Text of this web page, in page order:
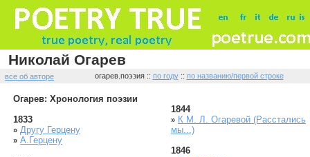
Николай Огарев
все об авторе огарев.поэзия :: по году:: по названию/первой строке
Огарев: Хронология поэзии
1833
» Другу Герцену
» А.Герцену
1844
» К М. Л. Огаревой (Расстались
мы...)
1846